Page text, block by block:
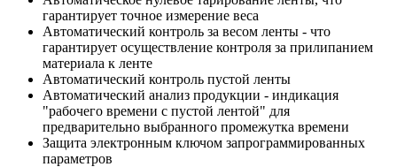
гарантирует точное измерение веса
Автоматический контроль за весом ленты - что
гарантирует осуществление контроля за прилипанием
материала к ленте
Автоматический контроль пустой ленты
Автоматический анализ продукции - индикация
"рабочего времени с пустой лентой" для
предварительно выбранного промежутка времени
Защита электронным ключом запрограммированных
параметров